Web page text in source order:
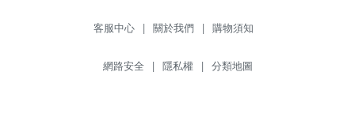
客服中心 | 關於我們 | 購物須知
網路安全 | 隱私權 | 分類地圖